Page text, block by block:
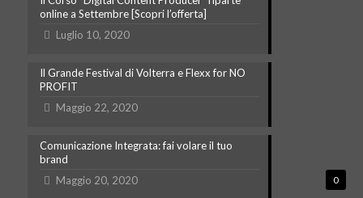
online a Settembre [Scopri l’offerta]
Luglio 10, 2020
Il Grande Festival di Volterra e Flexx for NO
PROFIT
Maggio 22, 2020
0
Comunicazione Integrata: fai volare il tuo
brand
Maggio 20, 2020